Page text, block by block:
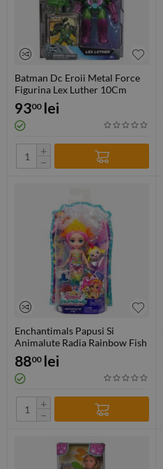
Batman Dc Eroii Metal Force
Figurina Lex Luther 10Cm
9300 lei
+
−
Enchantimals Papusi Si
Animalute Radia Rainbow Fish
Si Flo
8800 lei
+
−